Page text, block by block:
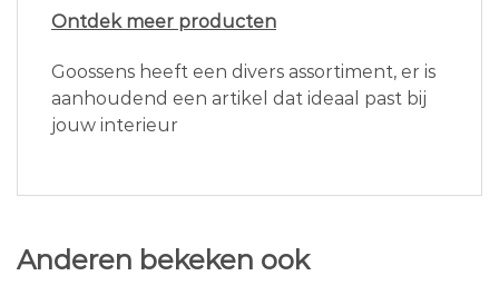
Ontdek meer producten
Goossens heeft een divers assortiment, er is
aanhoudend een artikel dat ideaal past bij
jouw interieur
Anderen bekeken ook